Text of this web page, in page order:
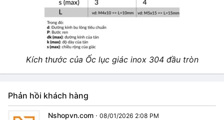
Kích thước của Ốc lục giác inox 304 đầu tròn
Phản hồi khách hàng
Nshopvn.com · 08/01/2026 2:08 PM